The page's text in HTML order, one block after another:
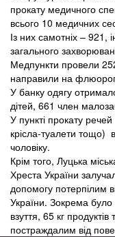
прокату медичного
всього 10 медичних
Із них самотніх – 921,
загального
Медпункти провели
направили на
У банку одягу
дітей, 661 член
У пункті прокату
крісла-туалети тощо)
чоловіку.
Крім того, Луцька
Хреста України
допомогу потерпілим
України. Зокрема
взуття, 65 кг
постраждалим від